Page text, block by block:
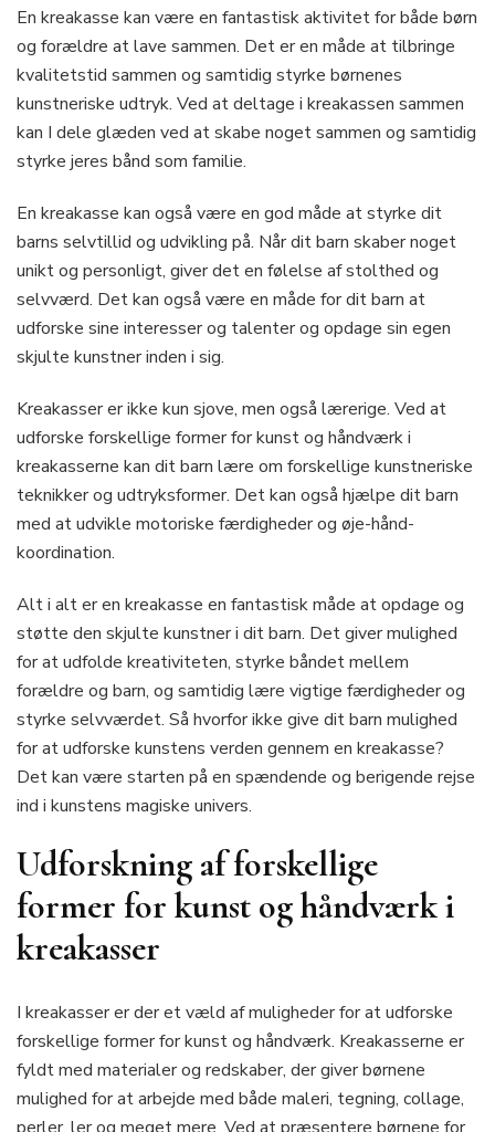
En kreakasse kan være en fantastisk aktivitet for både børn
og forældre at lave sammen. Det er en måde at tilbringe
kvalitetstid sammen og samtidig styrke børnenes
kunstneriske udtryk. Ved at deltage i kreakassen sammen
kan I dele glæden ved at skabe noget sammen og samtidig
styrke jeres bånd som familie.
En kreakasse kan også være en god måde at styrke dit
barns selvtillid og udvikling på. Når dit barn skaber noget
unikt og personligt, giver det en følelse af stolthed og
selvværd. Det kan også være en måde for dit barn at
udforske sine interesser og talenter og opdage sin egen
skjulte kunstner inden i sig.
Kreakasser er ikke kun sjove, men også lærerige. Ved at
udforske forskellige former for kunst og håndværk i
kreakasserne kan dit barn lære om forskellige kunstneriske
teknikker og udtryksformer. Det kan også hjælpe dit barn
med at udvikle motoriske færdigheder og øje-hånd-
koordination.
Alt i alt er en kreakasse en fantastisk måde at opdage og
støtte den skjulte kunstner i dit barn. Det giver mulighed
for at udfolde kreativiteten, styrke båndet mellem
forældre og barn, og samtidig lære vigtige færdigheder og
styrke selvværdet. Så hvorfor ikke give dit barn mulighed
for at udforske kunstens verden gennem en kreakasse?
Det kan være starten på en spændende og berigende rejse
ind i kunstens magiske univers.
Udforskning af forskellige
former for kunst og håndværk i
kreakasser
I kreakasser er der et væld af muligheder for at udforske
forskellige former for kunst og håndværk. Kreakasserne er
fyldt med materialer og redskaber, der giver børnene
mulighed for at arbejde med både maleri, tegning, collage,